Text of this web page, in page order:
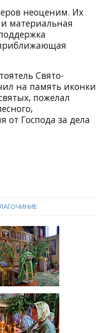
неоценим. Их
материальная
Свято-
на память иконки
пожелал
от Господа за дела